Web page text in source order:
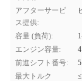
アフターサービ
ス提供:
容量 (負荷):
エンジン容量:
前進シフト番号:
5
最大トルク